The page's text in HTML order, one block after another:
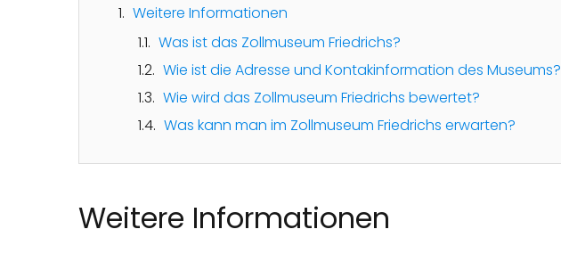
Weitere Informationen
Was ist das Zollmuseum Friedrichs?
Wie ist die Adresse und Kontakinformation des Museums?
Wie wird das Zollmuseum Friedrichs bewertet?
Was kann man im Zollmuseum Friedrichs erwarten?
Weitere Informationen